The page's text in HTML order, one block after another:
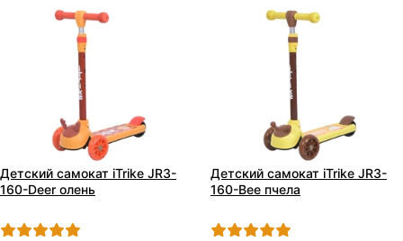
Детский самокат iTrike JR3-
160-Deer олень
Детский самокат iTrike JR3-
160-Bee пчела